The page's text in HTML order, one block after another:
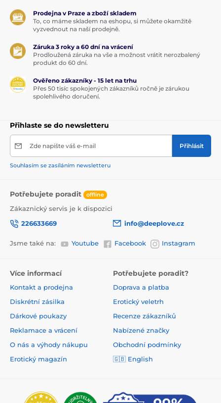
Prodejna v Praze a zboží skladem
To, co máme skladem na eshopu, si můžete okamžitě
vyzvednout na naší prodejně.
Záruka 3 roky a 60 dní na vrácení
Prodloužená záruka na vše a možnost vrátit nerozbalený
produkt do 60 dní.
Ověřeno zákazníky - 15 let na trhu
Přes 50 tisíc spokojených zákazníků ročně je zárukou
spolehlivého doručení.
Přihlaste se do newsletteru
Zde napište váš e-mail Přihlásit
Souhlasím se zasíláním newsletteru
Potřebujete poradit offline
Zákaznický servis je k dispozici
226633669
info@deeplove.cz
Jsme také na: Youtube Facebook Instagram
Více informací
Kontakt a prodejna
Diskrétní zásilka
Dárkové poukazy
Reklamace a vrácení
O nás a výhody nákupu
Erotický magazín
Potřebujete poradit?
Doprava a platba
Erotický veletrh
Recenze zákazníků
Nabízené značky
Obchodní podmínky
🇬🇧 English